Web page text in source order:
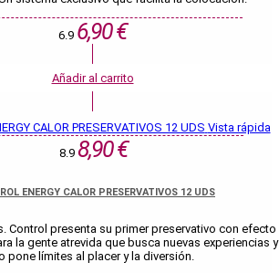
6.9 6,90 €
Añadir al carrito
Vista rápida
8.9 8,90 €
ENERGY CALOR PRESERVATIVOS 12 UDS
Control presenta su primer preservativo con efecto
la gente atrevida que busca nuevas experiencias y
pone límites al placer y la diversión.